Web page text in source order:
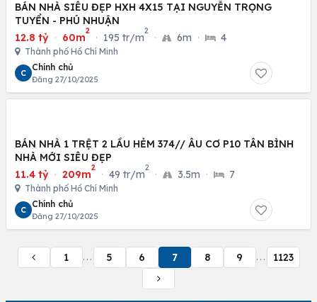
BÁN NHÀ SIÊU ĐẸP HXH 4X15 TẠI NGUYỄN TRỌNG
TUYỂN - PHÚ NHUẬN
12.8 tỷ · 60m
2
· 195 tr/m
2
· 6m · 4
Thành phố Hồ Chí Minh
C
Chính chủ
Đăng 27/10/2025
BÁN NHÀ 1 TRỆT 2 LẦU HẺM 374// ÂU CƠ P10 TÂN BÌNH
NHÀ MỚI SIÊU ĐẸP
11.4 tỷ · 209m
2
· 49 tr/m
2
· 3.5m · 7
Thành phố Hồ Chí Minh
C
Chính chủ
Đăng 27/10/2025
1 ... 5 6 7 8 9 ... 1123